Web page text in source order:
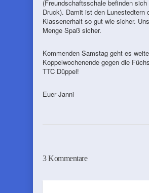
(Freundschaftsschale befinden
Druck). Damit ist den Lunestedtern
Klassenerhalt so gut wie sicher.
Menge Spaß sicher.
Kommenden Samstag geht es
Koppelwochenende gegen die
TTC Düppel!
Euer Janni
3 Kommentare